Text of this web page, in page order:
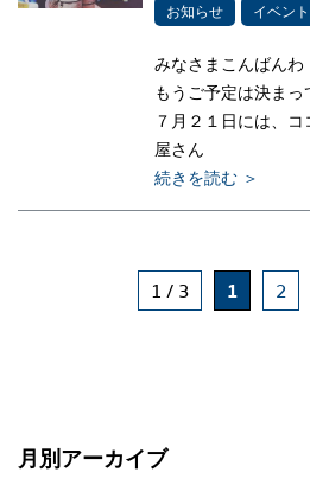
お知らせ イベント
みなさまこんばん
もうご予定は決ま
７月２１日には、
屋さん
続きを読む ＞
1 / 3 1 2
月別アーカイブ